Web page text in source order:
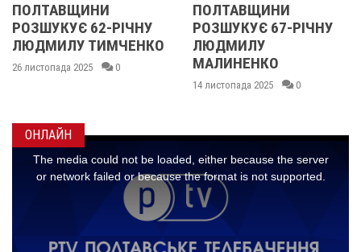
ПОЛТАВЩИНИ
РОЗШУКУЄ 67-РІЧНУ
ЛЮДМИЛУ
МАЛИНЕНКО
ОБЛАСТІ
РОЗШУКУЮТЬ
РІЧНУ ЗОЮ
14 листопада 2025
ОНЛАЙН